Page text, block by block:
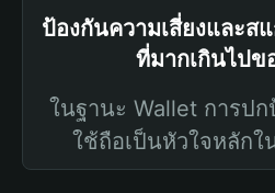
ป้องกันความเสี่ยงและส
ที่มากเกินไปข
ในฐานะ Wallet การป
ใช้ถือเป็นหัวใจหลักใ